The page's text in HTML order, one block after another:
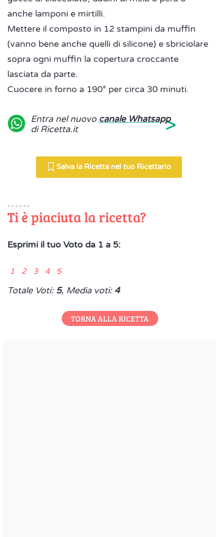
anche lamponi e mirtilli.
Mettere il composto in 12 stampini da muffin
(vanno bene anche quelli di silicone) e sbriciolare
sopra ogni muffin la copertura croccante
lasciata da parte.
Cuocere in forno a 190° per circa 30 minuti.
Entra nel nuovo canale Whatsapp
di Ricetta.it
>
Salva la Ricetta nel tuo Ricettario
Ti è piaciuta la ricetta?
Esprimi il tuo Voto da 1 a 5:
1 2 3 4 5
Totale Voti: 5, Media voti: 4
TORNA ALLA RICETTA